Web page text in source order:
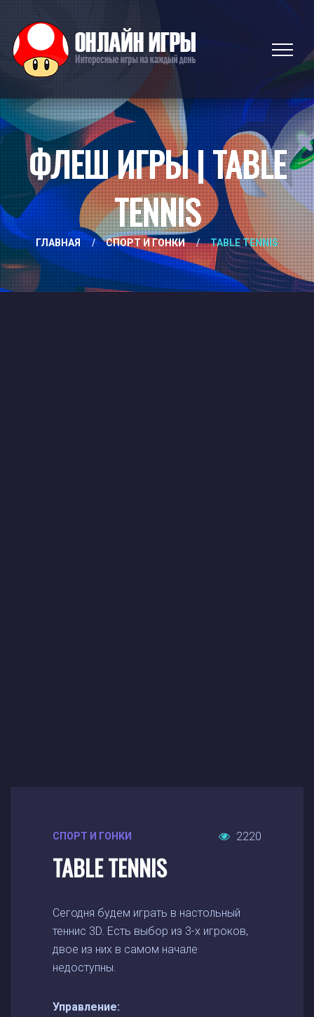
ФЛЕШ ИГРЫ | TABLE
TENNIS
ГЛАВНАЯ / СПОРТ И ГОНКИ / TABLE TENNIS
СПОРТ И ГОНКИ 2220
TABLE TENNIS
Сегодня будем играть в настольный
теннис 3D. Есть выбор из 3-х игроков,
двое из них в самом начале
недоступны.
Управление: